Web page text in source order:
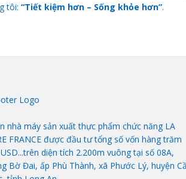
tôi: “Tiết kiệm hơn – Sống khỏe hơn”.
nhà máy sản xuất thực phẩm chức năng LA
FRANCE được đầu tư tổng số vốn hàng trăm
diện tích 2.200m vuông tại số 08A,
Bờ Đai, ấp Phù Thành, xã Phước Lý, huyện